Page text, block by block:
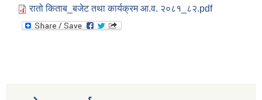
रातो किताब_बजेट तथा कार्यक्रम आ.व. २०८१_८२.pdf